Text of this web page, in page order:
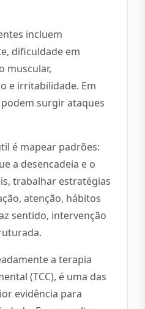
incluem
dificuldade em
muscular,
e irritabilidade. Em
surgir ataques
é mapear padrões:
a desencadeia e o
trabalhar estratégias
atenção, hábitos
sentido, intervenção
a terapia
(TCC), é uma das
evidência para